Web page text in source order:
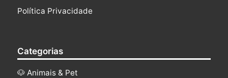
Política Privacidade
Categorias
🐶 Animais & Pet